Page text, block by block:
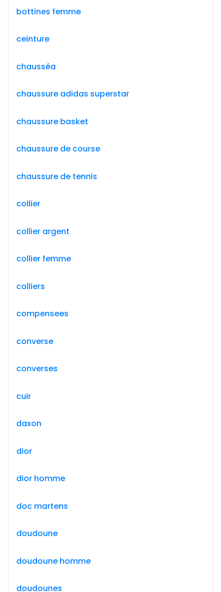
bottines femme
ceinture
chausséa
chaussure adidas superstar
chaussure basket
chaussure de course
chaussure de tennis
collier
collier argent
collier femme
colliers
compensees
converse
converses
cuir
daxon
dior
dior homme
doc martens
doudoune
doudoune homme
doudounes